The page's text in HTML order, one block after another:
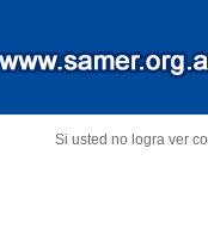
Si usted no logra ver